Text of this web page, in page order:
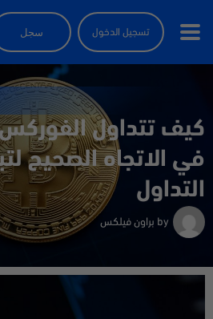
تسجيل الدخول سجل
في الاتجاه الصحيح
التداول
by براون فيلكس